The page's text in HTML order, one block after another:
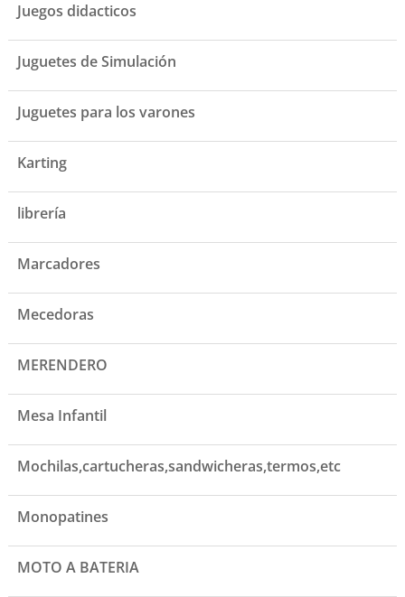
Juegos didacticos
Juguetes de Simulación
Juguetes para los varones
Karting
librería
Marcadores
Mecedoras
MERENDERO
Mesa Infantil
Mochilas,cartucheras,sandwicheras,termos,etc
Monopatines
MOTO A BATERIA